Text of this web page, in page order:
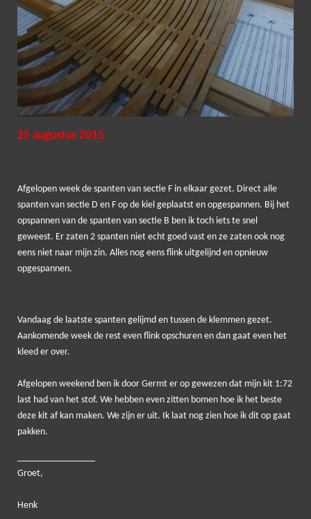
25 augustus 2015
Afgelopen week de spanten van sectie F in elkaar gezet. Direct alle
spanten van sectie D en F op de kiel geplaatst en opgespannen. Bij het
opspannen van de spanten van sectie B ben ik toch iets te snel
geweest. Er zaten 2 spanten niet echt goed vast en ze zaten ook nog
eens niet naar mijn zin. Alles nog eens flink uitgelijnd en opnieuw
opgespannen.
Vandaag de laatste spanten gelijmd en tussen de klemmen gezet.
Aankomende week de rest even flink opschuren en dan gaat even het
kleed er over.
Afgelopen weekend ben ik door Germt er op gewezen dat mijn kit 1:72
last had van het stof. We hebben even zitten bomen hoe ik het beste
deze kit af kan maken. We zijn er uit. Ik laat nog zien hoe ik dit op gaat
pakken.
Groet,
Henk